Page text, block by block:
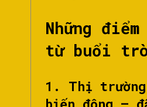
Những
từ buổi trò
1. Thị